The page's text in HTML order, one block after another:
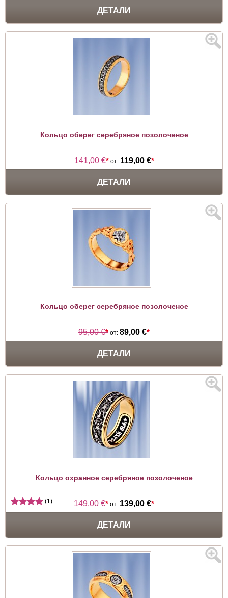
ДЕТАЛИ
Кольцо оберег серебряное позолоченое
141,00 €*от: 119,00 €*
ДЕТАЛИ
Кольцо оберег серебряное позолоченое
95,00 €* от: 89,00 €*
ДЕТАЛИ
Кольцо охранное серебряное позолоченое
149,00 €* от: 139,00 €*
(1)
ДЕТАЛИ